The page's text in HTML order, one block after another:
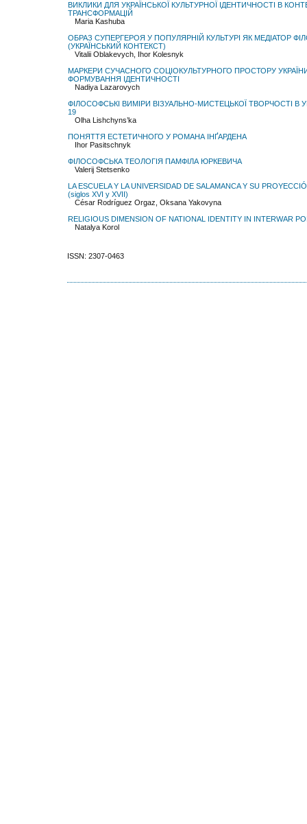
ВИКЛИКИ ДЛЯ УКРАЇНСЬКОЇ КУЛЬТУРНОЇ ІДЕНТИЧНОСТІ В
ТРАНСФОРМАЦІЙ
Maria Kashuba
ОБРАЗ СУПЕРГЕРОЯ У ПОПУЛЯРНІЙ КУЛЬТУРІ ЯК МЕДІАТОР
(УКРАЇНСЬКИЙ КОНТЕКСТ)
Vitalii Oblakevych, Ihor Kolesnyk
МАРКЕРИ СУЧАСНОГО СОЦІОКУЛЬТУРНОГО ПРОСТОРУ
ФОРМУВАННЯ ІДЕНТИЧНОСТІ
Nadiya Lazarovych
ФІЛОСОФСЬКІ ВИМІРИ ВІЗУАЛЬНО-МИСТЕЦЬКОЇ ТВОРЧОСТІ В
19
Olha Lishchyns’ka
ПОНЯТТЯ ЕСТЕТИЧНОГО У РОМАНА ІНҐАРДЕНА
Ihor Pasitschnyk
ФІЛОСОФСЬКА ТЕОЛОГІЯ ПАМФІЛА ЮРКЕВИЧА
Valerij Stetsenko
LA ESCUELA Y LA UNIVERSIDAD DE SALAMANCA Y SU
(siglos XVI y XVII)
César Rodríguez Orgaz, Oksana Yakovyna
RELIGIOUS DIMENSION OF NATIONAL IDENTITY IN INTERWAR
Natalya Korol
ISSN: 2307-0463